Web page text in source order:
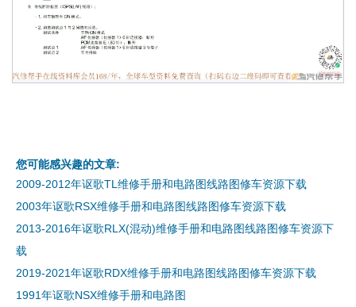
您可能感兴趣的文章:
2009-2012年讴歌TL维修手册和电路图线路图修车资源下载
2003年讴歌RSX维修手册和电路图线路图修车资源下载
2013-2016年讴歌RLX(混动)维修手册和电路图线路图修车资源下
载
2019-2021年讴歌RDX维修手册和电路图线路图修车资源下载
1991年讴歌NSX维修手册和电路图